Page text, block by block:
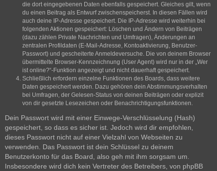
die dort eingegebenen Daten ebenfalls gespeichert. Gleiches gilt, wenn
du einen Beitrag als Entwurf zwischenspeicherst. In diesen Fällen wird
auch deine IP-Adresse gespeichert. Die IP-Adresse wird weiterhin bei
folgenden Aktionen gespeichert: Löschen und Ändern von Beiträgen
(dazu zählen Private Nachrichten und Umfragen), Änderungen an
zentralen Profildaten (E-Mail-Adresse, Kontoaktivierung, Benutzer-
Passwort) und gescheiterte Anmeldeversuche. Die von deinem Browser
übermittelte Browser-Kennzeichnung (User Agent) wird nur in der „Wer
ist online?“-Funktion angezeigt und nicht dauerhaft gespeichert.
Schließlich erfordern einzelne Funktionen des Boards, dass weitere
Daten gespeichert werden. Dazu gehören dein Abstimmungsverhalten
bei Umfragen, der Gelesen-Status von deinen Beiträgen oder explizit
von dir gesetzte Lesezeichen oder Benachrichtigungsfunktionen.
Dein Passwort wird mit einer Einwege-Verschlüsselung (Hash)
gespeichert, so dass es sicher ist. Jedoch wird dir empfohlen,
dieses Passwort nicht auf einer Vielzahl von Webseiten zu
verwenden. Das Passwort ist dein Schlüssel zu deinem
Benutzerkonto für das Board, also geh mit ihm sorgsam um.
Insbesondere wird dich kein Vertreter des Betreibers, von phpBB